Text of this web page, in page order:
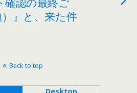
』と、来た件
Back to top